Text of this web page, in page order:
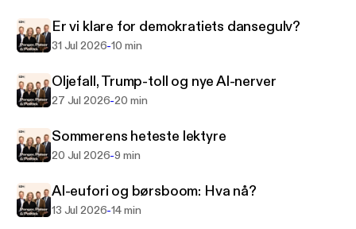
Er vi klare for demokratiets dansegulv?
31 Jul 2026-10 min
Oljefall, Trump-toll og nye AI-nerver
27 Jul 2026-20 min
Sommerens heteste lektyre
20 Jul 2026-9 min
AI-eufori og børsboom: Hva nå?
13 Jul 2026-14 min